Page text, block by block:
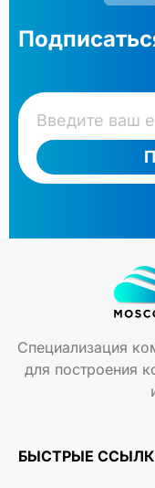
Специализация
для построения
БЫСТРЫЕ